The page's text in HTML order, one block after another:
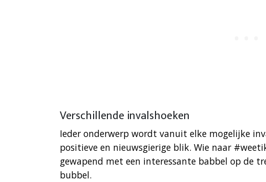
Verschillende invalshoeken
Ieder onderwerp wordt vanuit elke mogelijke
positieve en nieuwsgierige blik. Wie naar
gewapend met een interessante babbel op de
bubbel.